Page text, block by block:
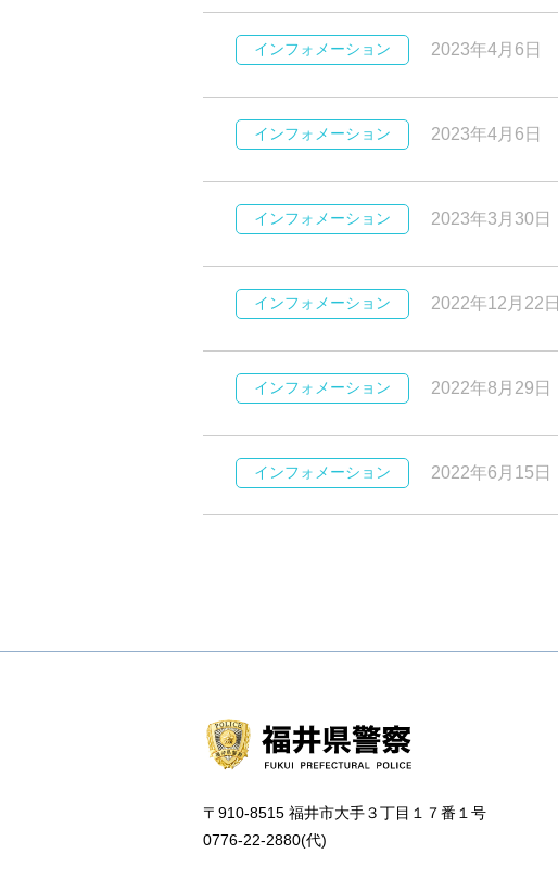
インフォメーション 2023年4月6日
インフォメーション 2023年4月6日
インフォメーション 2023年3月30日
インフォメーション 2022年12月22日
インフォメーション 2022年8月29日
インフォメーション 2022年6月15日
〒910-8515 福井市大手３丁目１７番１号
0776-22-2880(代)